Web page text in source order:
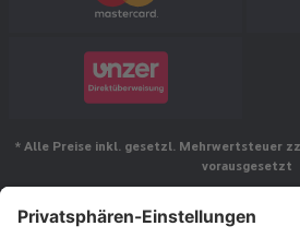
* Alle Preise inkl. gesetzl. Mehrwertsteuer
vorausgesetzt
Folgen Sie uns